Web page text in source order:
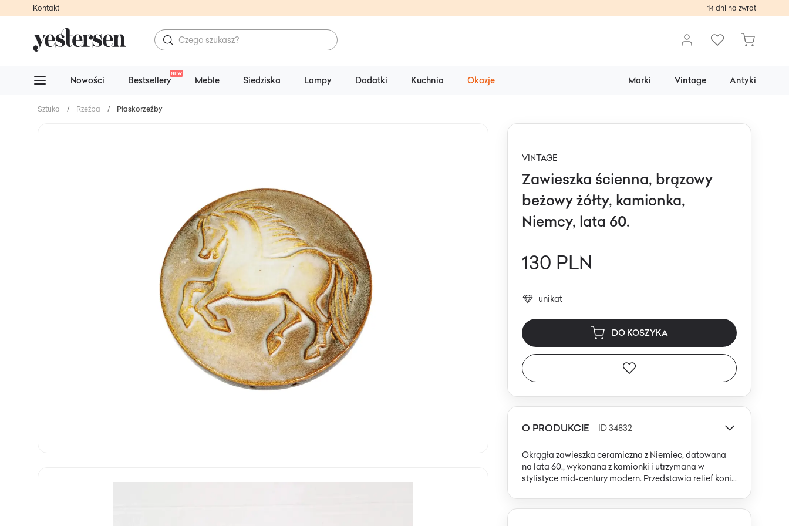
Kontakt 14 dni na zwrot
Nowości Bestsellery
NEW
Meble Siedziska Lampy Dodatki Kuchnia Okazje Marki Vintage Antyki
Sztuka / Rzeźba / Płaskorzeźby
VINTAGE
Zawieszka ścienna, brązowy
beżowy żółty, kamionka,
Niemcy, lata 60.
130 PLN
unikat
DO KOSZYKA
O PRODUKCIE ID 34832
Okrągła zawieszka ceramiczna z Niemiec, datowana
na lata 60., wykonana z kamionki i utrzymana w
stylistyce mid-century modern. Przedstawia relief konia
liniami i organicznymi proporcjami. Kolorystyka opiera